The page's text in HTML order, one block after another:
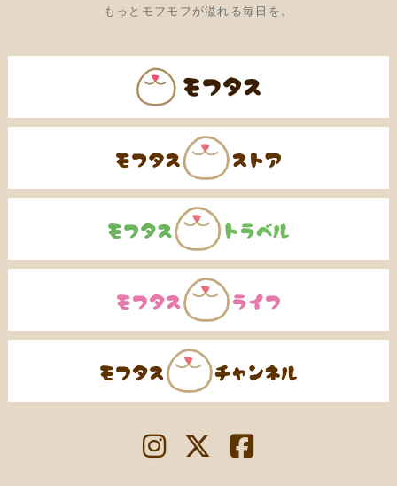
もっとモフモフが溢れる毎日を。